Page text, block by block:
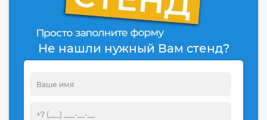
Не нашли нужный Вам стенд?